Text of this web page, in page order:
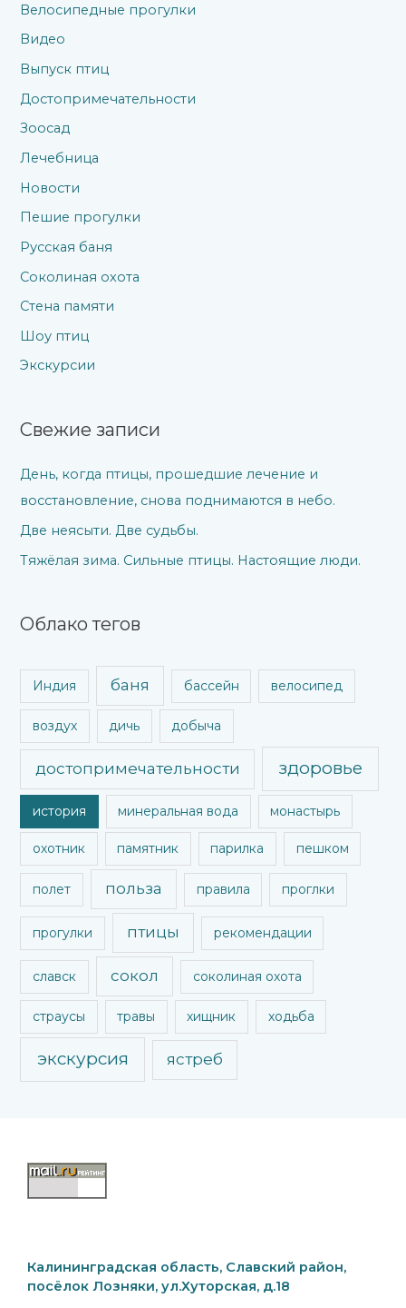
Велосипедные прогулки
Видео
Выпуск птиц
Достопримечательности
Зоосад
Лечебница
Новости
Пешие прогулки
Русская баня
Соколиная охота
Стена памяти
Шоу птиц
Экскурсии
Свежие записи
День, когда птицы, прошедшие лечение и
восстановление, снова поднимаются в небо.
Две неясыти. Две судьбы.
Тяжёлая зима. Сильные птицы. Настоящие люди.
Облако тегов
Индия баня бассейн велосипед
воздух дичь добыча
достопримечательности здоровье
история минеральная вода монастырь
охотник памятник парилка пешком
полет польза правила проглки
прогулки птицы рекомендации
славск сокол соколиная охота
страусы травы хищник ходьба
экскурсия ястреб
Калининградская область, Славский район,
посёлок Лозняки, ул.Хуторская, д.18